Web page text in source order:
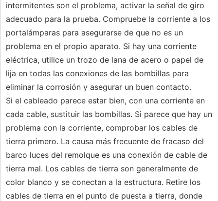
intermitentes son el problema, activar la señal de giro
adecuado para la prueba. Compruebe la corriente a los
portalámparas para asegurarse de que no es un
problema en el propio aparato. Si hay una corriente
eléctrica, utilice un trozo de lana de acero o papel de
lija en todas las conexiones de las bombillas para
eliminar la corrosión y asegurar un buen contacto.
Si el cableado parece estar bien, con una corriente en
cada cable, sustituir las bombillas. Si parece que hay un
problema con la corriente, comprobar los cables de
tierra primero. La causa más frecuente de fracaso del
barco luces del remolque es una conexión de cable de
tierra mal. Los cables de tierra son generalmente de
color blanco y se conectan a la estructura. Retire los
cables de tierra en el punto de puesta a tierra, donde